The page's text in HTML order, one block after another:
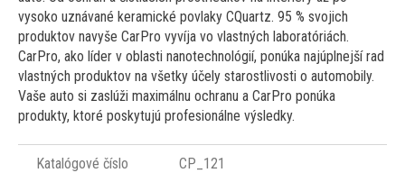
vysoko uznávané keramické povlaky CQuartz. 95 % svojich
produktov navyše CarPro vyvíja vo vlastných laboratóriách.
CarPro, ako líder v oblasti nanotechnológií, ponúka najúplnejší rad
vlastných produktov na všetky účely starostlivosti o automobily.
Vaše auto si zaslúži maximálnu ochranu a CarPro ponúka
produkty, ktoré poskytujú profesionálne výsledky.
Katalógové číslo CP_121